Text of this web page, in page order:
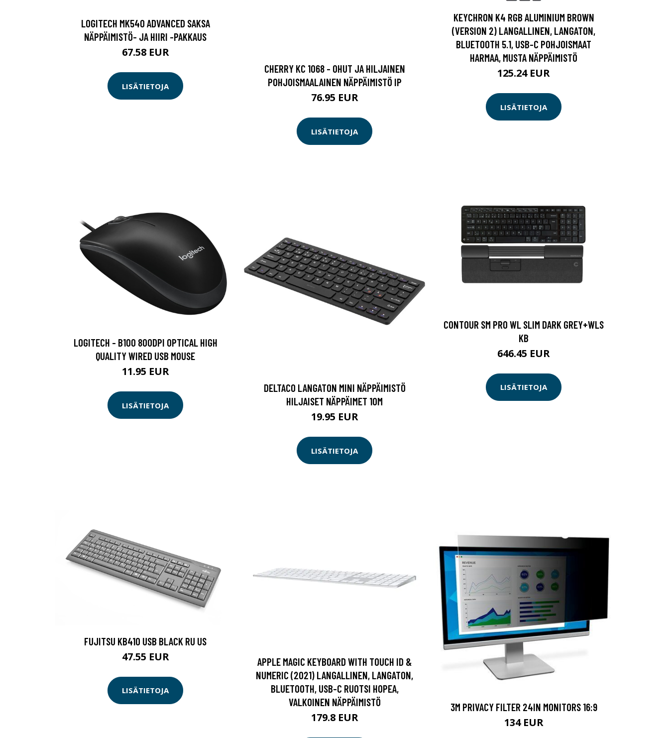
LOGITECH MK540 ADVANCED SAKSA
NÄPPÄIMISTÖ- JA HIIRI -PAKKAUS
67.58 EUR
LISÄTIETOJA
CHERRY KC 1068 - OHUT JA HILJAINEN
POHJOISMAALAINEN NÄPPÄIMISTÖ IP
76.95 EUR
LISÄTIETOJA
KEYCHRON K4 RGB ALUMINIUM BROWN
(VERSION 2) LANGALLINEN, LANGATON,
BLUETOOTH 5.1, USB-C POHJOISMAAT
HARMAA, MUSTA NÄPPÄIMISTÖ
125.24 EUR
LISÄTIETOJA
LOGITECH - B100 800DPI OPTICAL HIGH
QUALITY WIRED USB MOUSE
11.95 EUR
LISÄTIETOJA
DELTACO LANGATON MINI NÄPPÄIMISTÖ
HILJAISET NÄPPÄIMET 10M
19.95 EUR
LISÄTIETOJA
CONTOUR SM PRO WL SLIM DARK GREY+WLS
KB
646.45 EUR
LISÄTIETOJA
FUJITSU KB410 USB BLACK RU US
47.55 EUR
LISÄTIETOJA
APPLE MAGIC KEYBOARD WITH TOUCH ID &
NUMERIC (2021) LANGALLINEN, LANGATON,
BLUETOOTH, USB-C RUOTSI HOPEA,
VALKOINEN NÄPPÄIMISTÖ
179.8 EUR
3M PRIVACY FILTER 24IN MONITORS 16:9
134 EUR